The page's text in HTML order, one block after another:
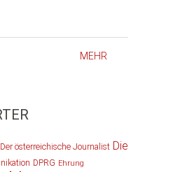
MEHR
Der österreichische Journalist Die
DPRG Ehrung